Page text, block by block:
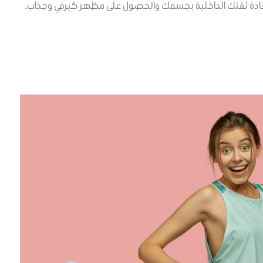
ثقتك الداخلية بجسمك والحصول على مظهر كيرفي وجذاب.